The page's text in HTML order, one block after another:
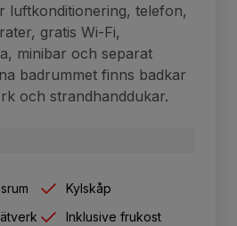
luftkonditionering, telefon,
gratis Wi-Fi,
minibar och separat
badrummet finns badkar
och strandhanddukar.
Kylskåp
Inklusive frukost